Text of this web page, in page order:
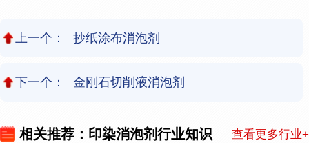
上一个： 抄纸涂布消泡剂
下一个： 金刚石切削液消泡剂
相关推荐：印染消泡剂行业知识 查看更多行业+